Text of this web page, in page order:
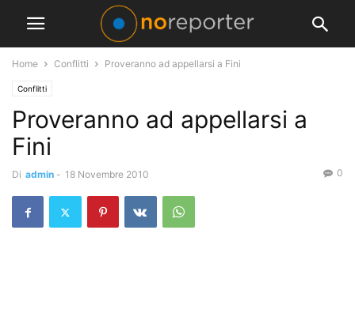
Home Conflitti Proveranno ad appellarsi a Fini
Conflitti
Proveranno ad appellarsi a
Fini
Di admin - 18 Novembre 2010 0